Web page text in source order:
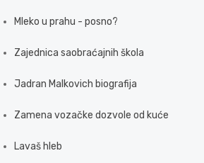
Mleko u prahu - posno?
Zajednica saobraćajnih škola
Jadran Malkovich biografija
Zamena vozačke dozvole od kuće
Lavaš hleb